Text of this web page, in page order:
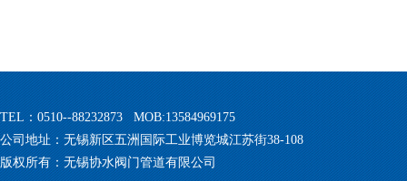
TEL：0510--88232873 MOB:13584969175
公司地址：无锡新区五洲国际工业博览城江苏街38-108
版权所有：无锡协水阀门管道有限公司